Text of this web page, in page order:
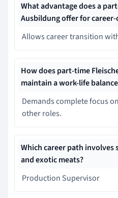
What advantage does a
Ausbildung offer for career-
Allows career transition
How does part-time
maintain a work-life
Demands complete focus
other roles.
Which career path involves
and exotic meats?
Production Supervisor